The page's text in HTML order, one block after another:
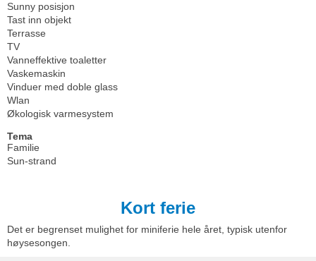
Sunny posisjon
Tast inn objekt
Terrasse
TV
Vanneffektive toaletter
Vaskemaskin
Vinduer med doble glass
Wlan
Økologisk varmesystem
Tema
Familie
Sun-strand
Kort ferie
Det er begrenset mulighet for miniferie hele året, typisk utenfor
høysesongen.